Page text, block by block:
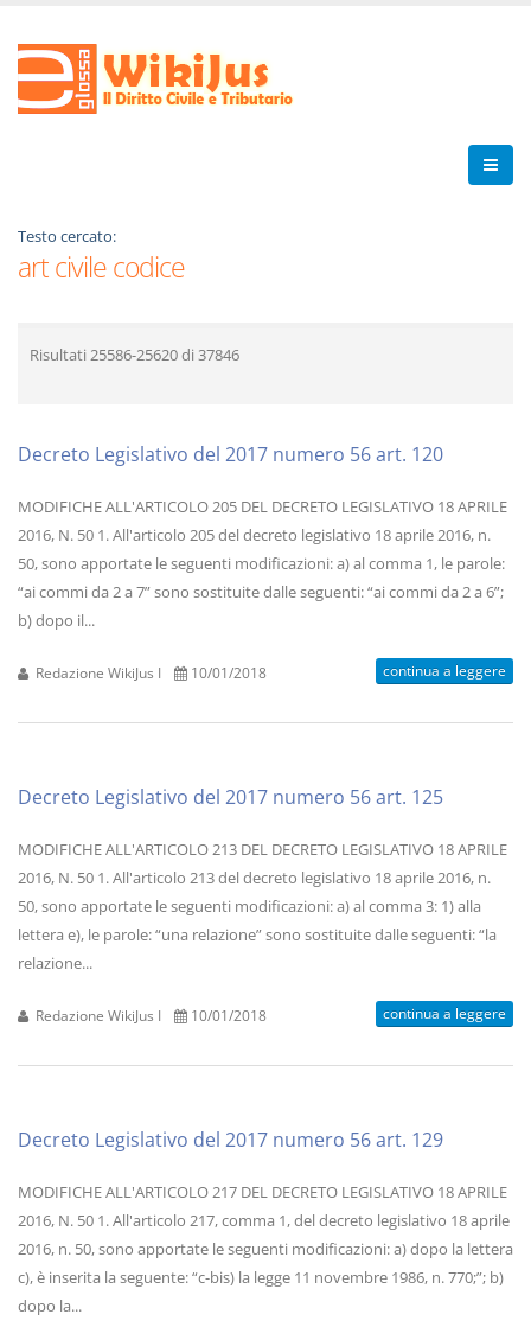
Testo cercato:
art civile codice
Risultati 25586-25620di 37846
Decreto Legislativo del 2017 numero 56 art. 120
MODIFICHE ALL'ARTICOLO 205 DEL DECRETO LEGISLATIVO 18 APRILE
2016, N. 50 1. All'articolo 205 del decreto legislativo 18 aprile 2016, n.
50, sono apportate le seguenti modificazioni: a) al comma 1, le parole:
“ai commi da 2 a 7” sono sostituite dalle seguenti: “ai commi da 2 a 6”;
b) dopo il...
Redazione WikiJus I 10/01/2018 continua a leggere
Decreto Legislativo del 2017 numero 56 art. 125
MODIFICHE ALL'ARTICOLO 213 DEL DECRETO LEGISLATIVO 18 APRILE
2016, N. 50 1. All'articolo 213 del decreto legislativo 18 aprile 2016, n.
50, sono apportate le seguenti modificazioni: a) al comma 3: 1) alla
lettera e), le parole: “una relazione” sono sostituite dalle seguenti: “la
relazione...
Redazione WikiJus I 10/01/2018 continua a leggere
Decreto Legislativo del 2017 numero 56 art. 129
MODIFICHE ALL'ARTICOLO 217 DEL DECRETO LEGISLATIVO 18 APRILE
2016, N. 50 1. All'articolo 217, comma 1, del decreto legislativo 18 aprile
2016, n. 50, sono apportate le seguenti modificazioni: a) dopo la lettera
c), è inserita la seguente: “c-bis) la legge 11 novembre 1986, n. 770;”; b)
dopo la...